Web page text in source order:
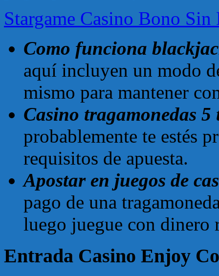
Stargame Casino Bono
Como funciona
aquí incluyen un modo
mismo para mantener
Casino tragamonedas 5
probablemente te estés
requisitos de apuesta.
Apostar en juegos de
pago de una
luego juegue con dinero
Entrada Casino Enjoy